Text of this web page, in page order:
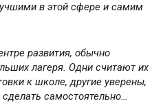
в этой сфере и самим
развития, обычно
лагеря. Одни считают их
к школе, другие уверены,
самостоятельно…